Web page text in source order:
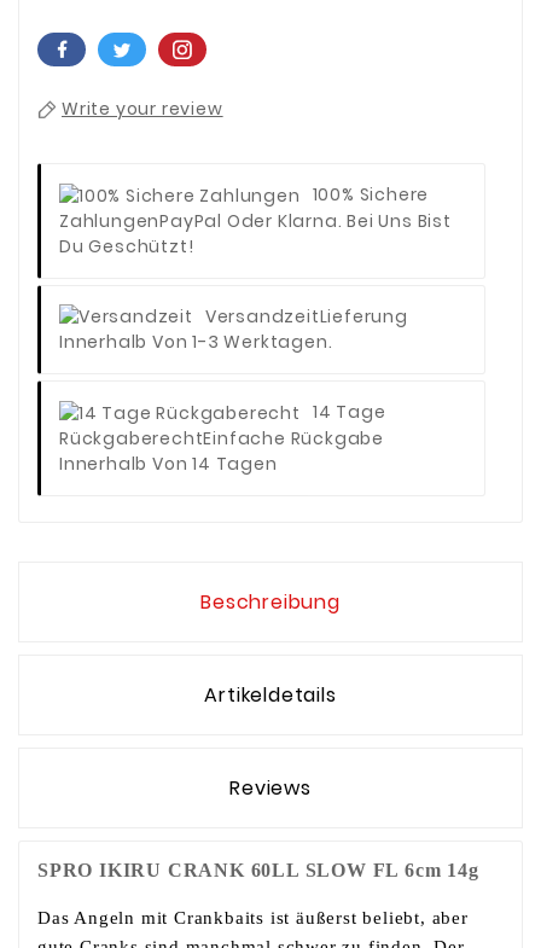
Write your review
100% Sichere
ZahlungenPayPal Oder Klarna. Bei Uns Bist
Du Geschützt!
VersandzeitLieferung
Innerhalb Von 1-3 Werktagen.
14 Tage
RückgaberechtEinfache Rückgabe
Innerhalb Von 14 Tagen
Beschreibung
Artikeldetails
Reviews
SPRO IKIRU CRANK 60LL SLOW FL 6cm 14g
Das Angeln mit Crankbaits ist äußerst beliebt, aber